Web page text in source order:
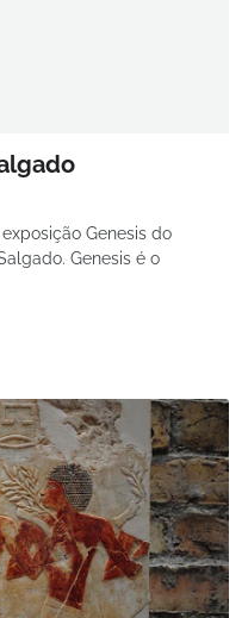
Genesis do
Genesis é o